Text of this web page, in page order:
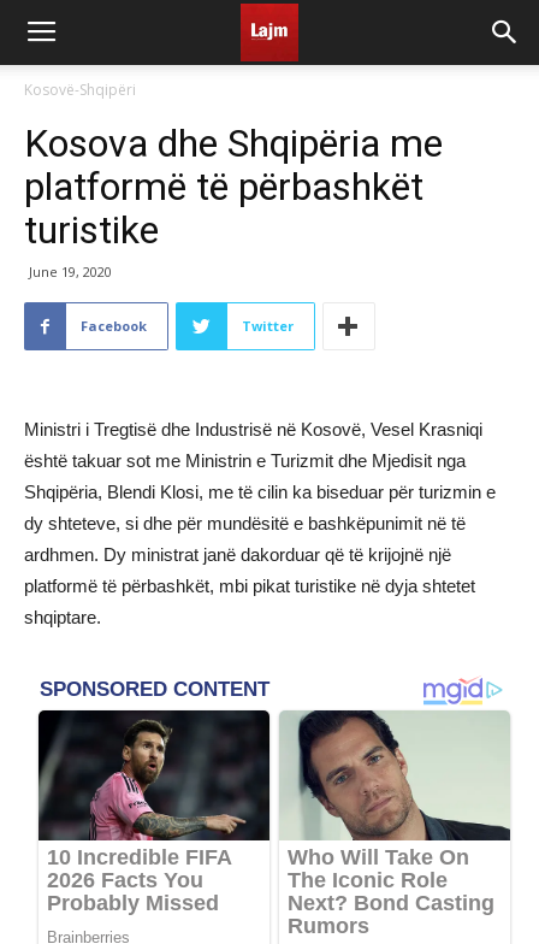
Kosovë-Shqipëri
​Kosova dhe Shqipëria me
platformë të përbashkët
turistike
June 19, 2020
Facebook Twitter
Ministri i Tregtisë dhe Industrisë në Kosovë, Vesel Krasniqi
është takuar sot me Ministrin e Turizmit dhe Mjedisit nga
Shqipëria, Blendi Klosi, me të cilin ka biseduar për turizmin e
dy shteteve, si dhe për mundësitë e bashkëpunimit në të
ardhmen. Dy ministrat janë dakorduar që të krijojnë një
platformë të përbashkët, mbi pikat turistike në dyja shtetet
shqiptare.